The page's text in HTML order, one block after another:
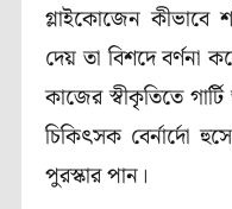
গ্লাইকোজেন কীভাবে
দেয় তা বিশদে বর্ণনা
কাজের স্বীকৃতিতেগার্টি
চিকিৎসক বের্নার্দো
পুরস্কার পান।